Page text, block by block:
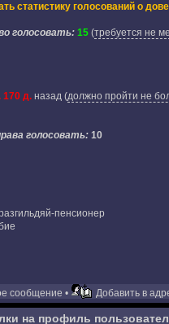
статистику голосований о
голосовать: 15(требуется не
170 д.назад(должно пройти не
голосовать: 10
пенсионер
сообщение • Добавить в
на профиль